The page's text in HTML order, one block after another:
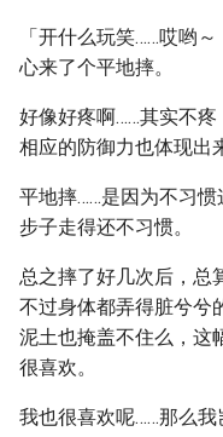
「开什么玩笑……哎哟
心来了个平地摔。
好像好疼啊……其实不疼
相应的防御力也体现出
平地摔……是因为不习惯
步子走得还不习惯。
总之摔了好几次后，总
不过身体都弄得脏兮兮
泥土也掩盖不住么，这
很喜欢。
我也很喜欢呢……那么我